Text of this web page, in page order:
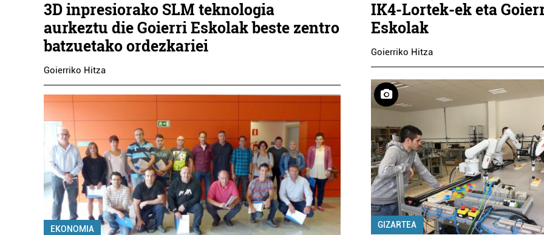
3D inpresiorako SLM teknologia
aurkeztu die Goierri Eskolak beste zentro
batzuetako ordezkariei
Goierriko Hitza
EKONOMIA
IK4-Lortek-ek eta
Eskolak
Goierriko Hitza
GIZARTEA